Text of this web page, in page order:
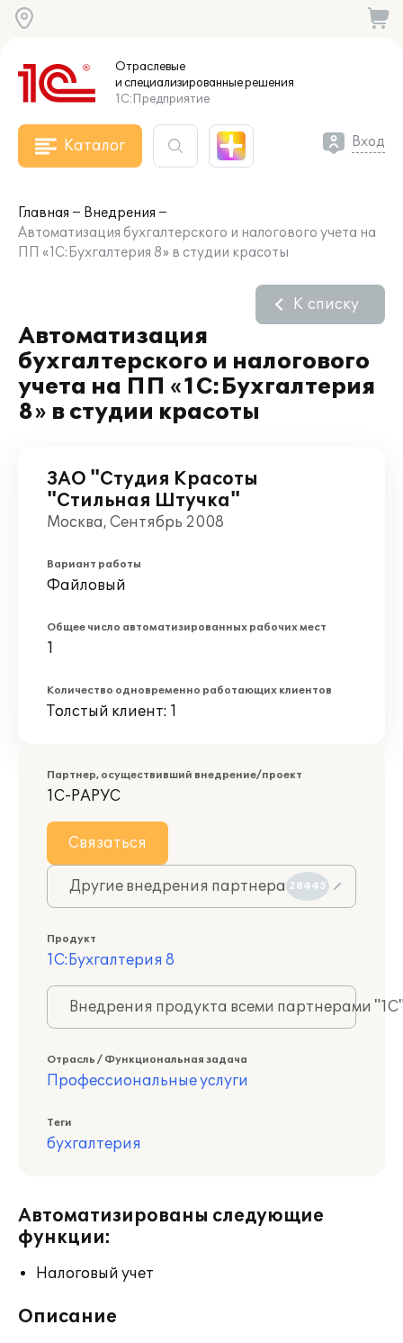
Отраслевые
и специализированныерешения
1С:Предприятие
Каталог Вход
Главная
Внедрения
Автоматизация бухгалтерского и налогового учета на
ПП «1С:Бухгалтерия 8» в студии красоты
Автоматизация
бухгалтерского и налогового
учета на ПП «1С:Бухгалтерия
8» в студии красоты
К списку
ЗАО "Студия Красоты
"Стильная Штучка"
Москва, Сентябрь 2008
Вариант работы
Файловый
Общее число автоматизированных рабочих мест
1
Количество одновременно работающих клиентов
Толстый клиент: 1
Партнер, осуществивший внедрение/проект
1С-РАРУС
Связаться
Другие внедрения партнера 28445
Продукт
1С:Бухгалтерия 8
Внедрения продукта всеми партнерами
Отрасль / Функциональная задача
Профессиональные услуги
Теги
бухгалтерия
Автоматизированы следующие
функции:
Налоговый учет
Описание